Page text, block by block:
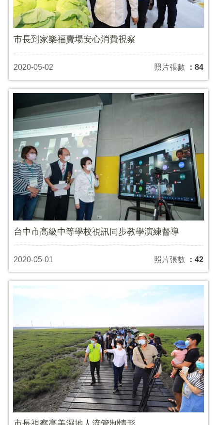
市長到家樂福賣場安心消費視察
2020-05-02 照片張數 ：84
台中市高級中等學校視訊同步教學演練督導
2020-05-01 照片張數 ：42